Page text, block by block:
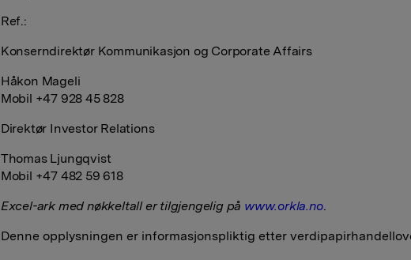
Ref.:
Konserndirektør Kommunikasjon og Corporate Affairs
Håkon Mageli
Mobil +47 928 45 828
Direktør Investor Relations
Thomas Ljungqvist
Mobil +47 482 59 618
Excel-ark med nøkkeltall er tilgjengelig på www.orkla.no.
Denne opplysningen er informasjonspliktig etter